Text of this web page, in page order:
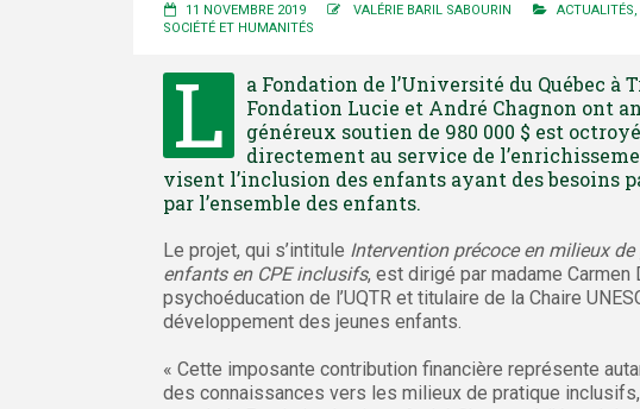
11 NOVEMBRE 2019 VALÉRIE BARIL SABOURIN ACTUALITÉS,
SOCIÉTÉ ET HUMANITÉS
L
a Fondation de l’Université du Québec à
Fondation Lucie et André Chagnon ont
généreux soutien de 980 000 $ est
directement au service de
visent l’inclusion des enfants ayant des
par l’ensemble des enfants.
Le projet, qui s’intitule Intervention précoce en milieux
enfants en CPE inclusifs, est dirigé par madame
psychoéducation de l’UQTR et titulaire de la Chaire
développement des jeunes enfants.
« Cette imposante contribution financière représente
des connaissances vers les milieux de pratique